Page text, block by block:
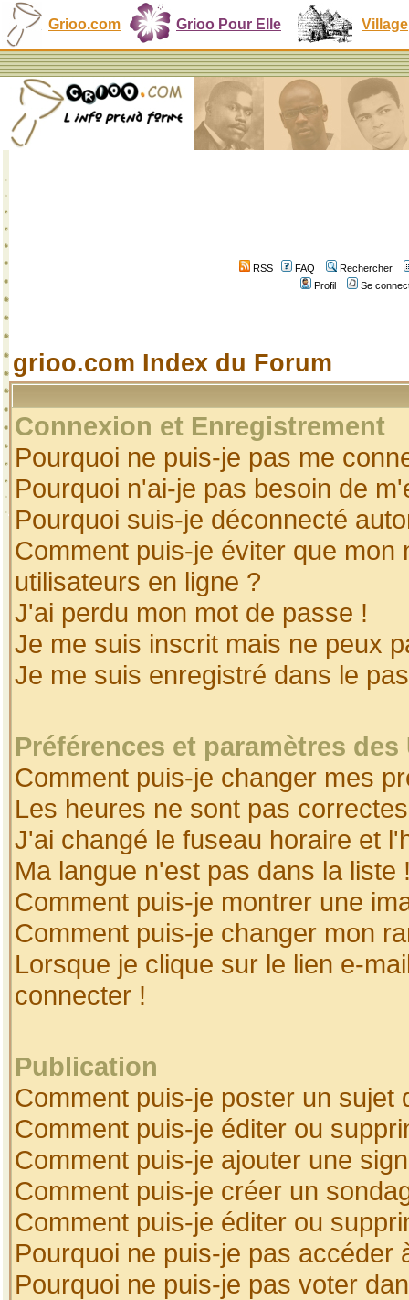
Grioo.com Grioo Pour Elle Village
RSS FAQ
Rechercher
Profil
Se
grioo.com Index du Forum
Connexion et Enregistrement
Pourquoi ne puis-je pas me
Pourquoi n'ai-je pas besoin de
Pourquoi suis-je déconnecté
Comment puis-je éviter que
utilisateurs en ligne ?
J'ai perdu mon mot de passe !
Je me suis inscrit mais ne peux
Je me suis enregistré dans le
Préférences et paramètres
Comment puis-je changer mes
Les heures ne sont pas
J'ai changé le fuseau horaire et
Ma langue n'est pas dans la liste
Comment puis-je montrer une
Comment puis-je changer mon
Lorsque je clique sur le lien e-
connecter !
Publication
Comment puis-je poster un sujet
Comment puis-je éditer ou
Comment puis-je ajouter une
Comment puis-je créer un
Comment puis-je éditer ou
Pourquoi ne puis-je pas accéder
Pourquoi ne puis-je pas voter